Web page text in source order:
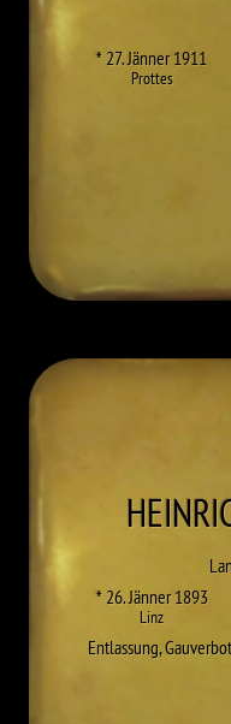
* 27. Jänner 1911
Prottes
* 26. Jänner 1893
Linz
Entlassung,Gauverbot